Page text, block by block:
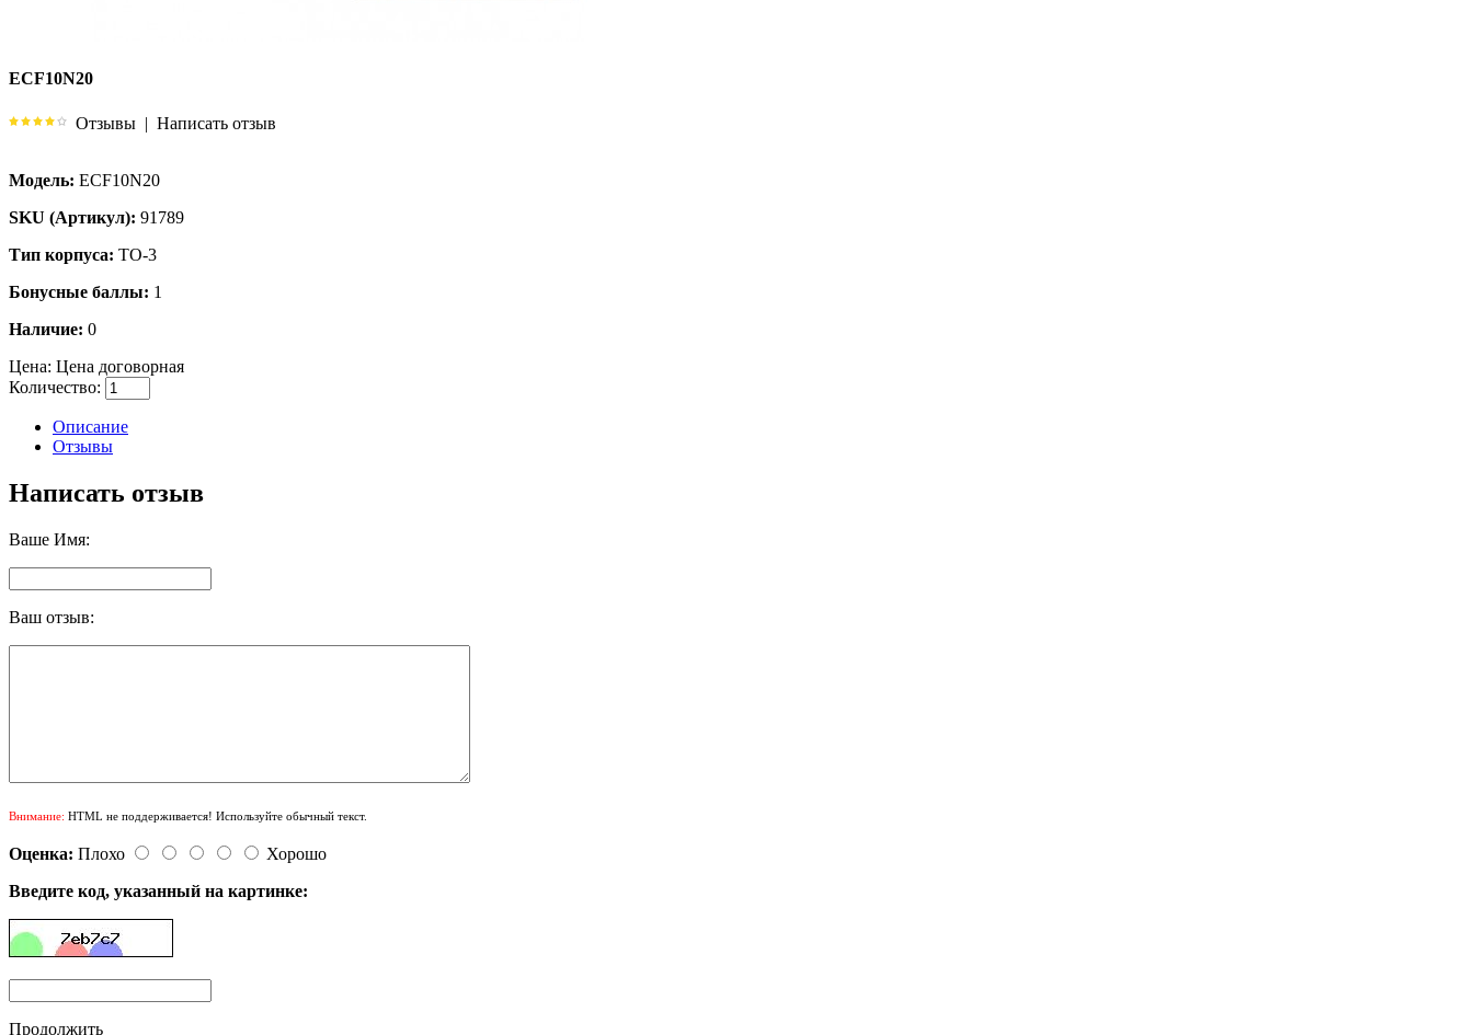
ECF10N20
Отзывы | Написать отзыв
Модель: ECF10N20
SKU (Артикул): 91789
Тип корпуса: TO-3
Бонусные баллы: 1
Наличие: 0
Цена: Цена договорная
Количество:
Описание
Отзывы
Написать отзыв
Ваше Имя:
Ваш отзыв:
Внимание: HTML не поддерживается! Используйте обычный текст.
Оценка: Плохо
Хорошо
Введите код, указанный на картинке:
Продолжить